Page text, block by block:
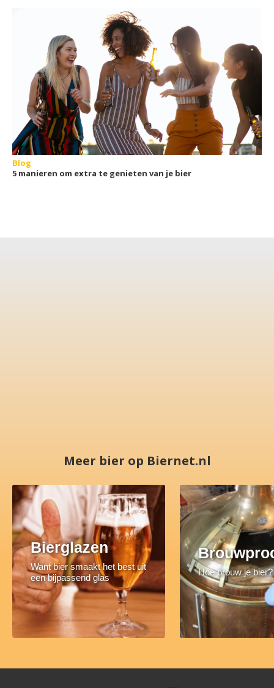
Blog
5 manieren om extra te genieten van je bier
Meer bier op Biernet.nl
Bierglazen
Want bier smaakt het best uit
een bijpassend glas
Hoe brouw je bier?